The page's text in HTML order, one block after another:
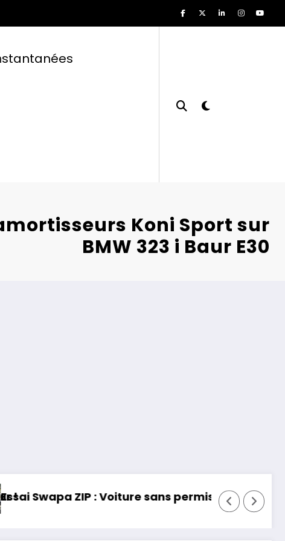
Koni Sport sur
BMW 323 i Baur E30
mais fun !Essai Toyota RAV 4 2026 : 32 ans